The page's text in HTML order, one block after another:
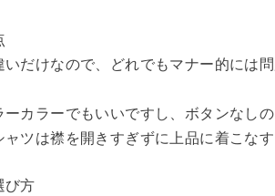
だけなので、どれでもマナー的には
ーカラーでもいいですし、ボタンなし
ツは襟を開きすぎずに上品に着こな
び方